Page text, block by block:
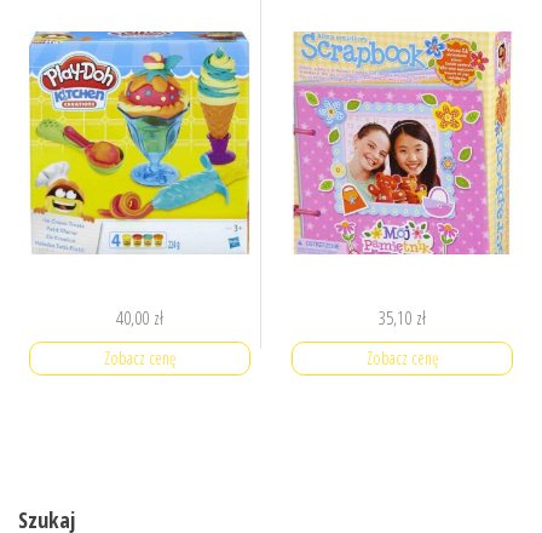
40,00 zł
Zobacz cenę
35,10 zł
Zobacz cenę
Szukaj